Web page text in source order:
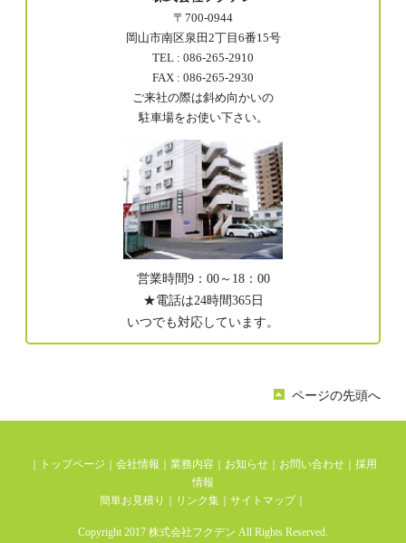
〒700-0944
岡山市南区泉田2丁目6番15号
TEL : 086-265-2910
FAX : 086-265-2930
ご来社の際は斜め向かいの
駐車場をお使い下さい。
営業時間9：00～18：00
★電話は24時間365日
いつでも対応しています。
ページの先頭へ
トップページ 会社情報 業務内容 お知らせ お問い合わせ
採用
情報
簡単お見積り
リンク集 サイトマップ｜
Copyright 2017 株式会社フクデン All Rights Reserved.